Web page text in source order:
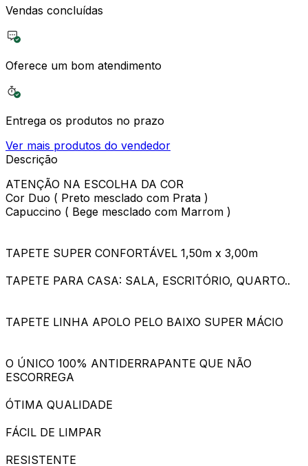
Vendas concluídas
Oferece um bom atendimento
Entrega os produtos no prazo
Ver mais produtos do vendedor
Descrição
ATENÇÃO NA ESCOLHA DA COR
Cor Duo ( Preto mesclado com Prata )
Capuccino ( Bege mesclado com Marrom )
TAPETE SUPER CONFORTÁVEL 1,50m x 3,00m
TAPETE PARA CASA: SALA, ESCRITÓRIO, QUARTO..
TAPETE LINHA APOLO PELO BAIXO SUPER MÁCIO
O ÚNICO 100% ANTIDERRAPANTE QUE NÃO
ESCORREGA
ÓTIMA QUALIDADE
FÁCIL DE LIMPAR
RESISTENTE